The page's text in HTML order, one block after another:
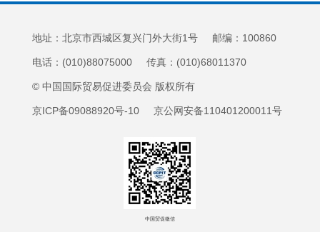
地址：北京市西城区复兴门外大街1号 邮编：100860
电话：(010)88075000 传真：(010)68011370
© 中国国际贸易促进委员会 版权所有
京ICP备09088920号-10 京公网安备110401200011号
中国贸促微信